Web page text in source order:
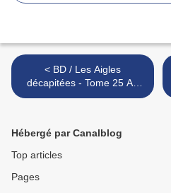
< BD / Les Aigles
décapitées - Tome 25 Au
nom du roi ** Auteur Michel
Hébergé par Canalblog
Top articles
Pages